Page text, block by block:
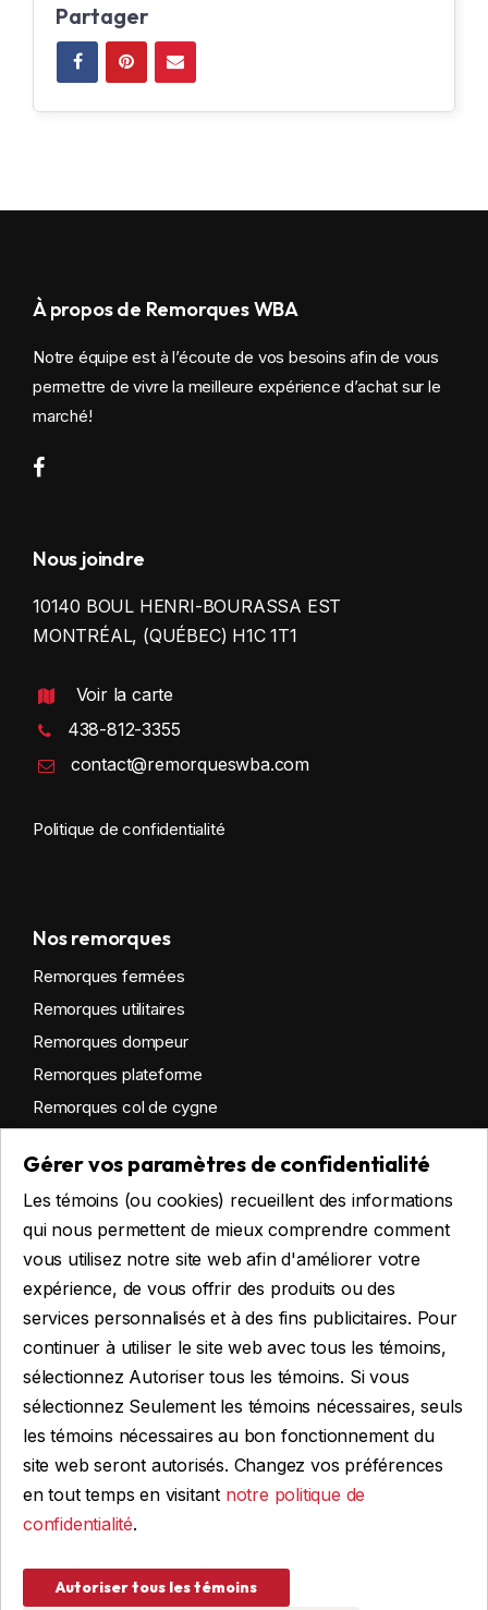
Partager
Gérer vos paramètres de confidentialité
Les témoins (ou cookies) recueillent des informations
qui nous permettent de mieux comprendre comment
vous utilisez notre site web afin d'améliorer votre
expérience, de vous offrir des produits ou des
services personnalisés et à des fins publicitaires. Pour
continuer à utiliser le site web avec tous les témoins,
sélectionnez Autoriser tous les témoins. Si vous
sélectionnez Seulement les témoins nécessaires, seuls
les témoins nécessaires au bon fonctionnement du
site web seront autorisés. Changez vos préférences
en tout temps en visitant notre politique de
confidentialité.
Autoriser tous les témoins
À propos de Remorques WBA
Notre équipe est à l’écoute de vos besoins afin de vous
permettre de vivre la meilleure expérience d’achat sur le
marché!
Nous joindre
10140 BOUL HENRI-BOURASSA EST
MONTRÉAL, (QUÉBEC) H1C 1T1
Voir la carte
438-812-3355
contact@remorqueswba.com
Politique de confidentialité
Nos remorques
Remorques fermées
Remorques utilitaires
Remorques dompeur
Remorques plateforme
Remorques col de cygne
Remorques sur mesure
Location
Obtenir du financement
Financement commercial
Financement personnel
FAIRE UNE DEMANDE
© 2026 Remorques WBA, TOUS DROITS RÉSERVÉS